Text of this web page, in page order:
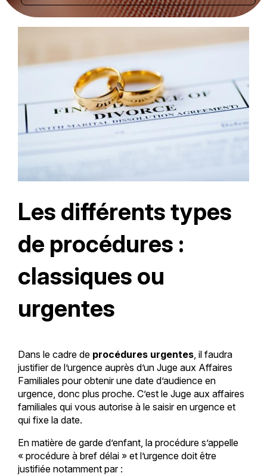
Les différents types
de procédures :
classiques ou
urgentes
Dans le cadre de procédures urgentes, il faudra
justifier de l’urgence auprès d’un Juge aux Affaires
Familiales pour obtenir une date d’audience en
urgence, donc plus proche. C’est le Juge aux affaires
familiales qui vous autorise à le saisir en urgence et
qui fixe la date.
En matière de garde d’enfant, la procédure s’appelle
« procédure à bref délai » et l’urgence doit être
justifiée notamment par :